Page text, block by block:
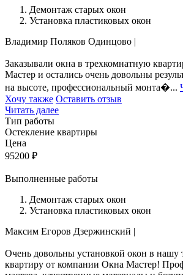
Демонтаж старых окон
Установка пластиковых окон
Владимир Поляков Одинцово |
Заказывали окна в трехкомнатную
Мастер и остались очень довольны
на высоте, профессиональный монта�...
Хочу также Оставить отзыв
Читать далее
Тип работы
Остекление квартиры
Цена
95200 ₽
Выполненные работы
Демонтаж старых окон
Установка пластиковых окон
Максим Егоров Дзержинский |
Очень довольны установкой окон в нашу
квартиру от компании Окна Мастер!